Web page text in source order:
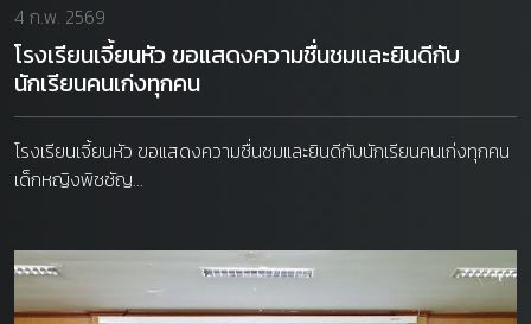
4 ก.พ. 2569
โรงเรียนเจี้ยนหัว ขอแสดงความชื่นชมและยินดีกับ
นักเรียนคนเก่งทุกคน
โรงเรียนเจี้ยนหัว ขอแสดงความชื่นชมและยินดีกับนักเรียนคนเก่งทุกคน
เด็กหญิงพิชชัญ...